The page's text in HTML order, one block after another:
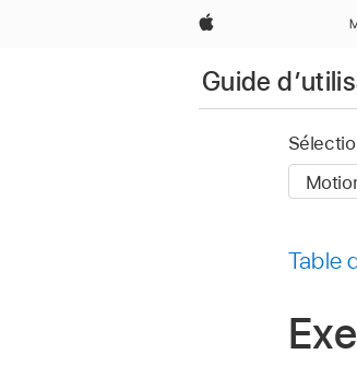
Apple
Guide
Table